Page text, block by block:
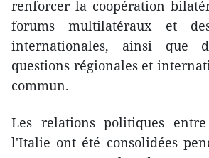
renforcer la coopération
forums multilatéraux et
internationales, ainsi que
questions régionales et
commun.
Les relations politiques
l'Italie ont été consolidées